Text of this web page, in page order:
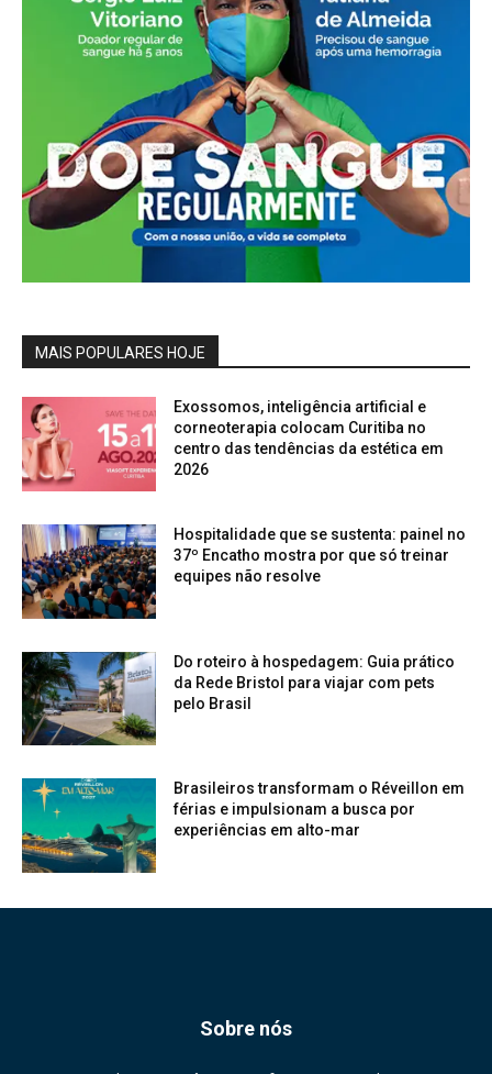
MAIS POPULARES HOJE
Exossomos, inteligência artificial e
corneoterapia colocam Curitiba no
centro das tendências da estética em
2026
Hospitalidade que se sustenta: painel no
37º Encatho mostra por que só treinar
equipes não resolve
Do roteiro à hospedagem: Guia prático
da Rede Bristol para viajar com pets
pelo Brasil
Brasileiros transformam o Réveillon em
férias e impulsionam a busca por
experiências em alto-mar
Sobre nós